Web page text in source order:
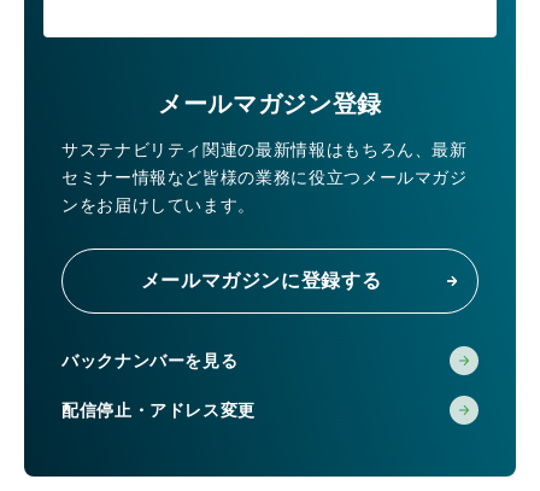
メールマガジン登録
サステナビリティ関連の最新情報はもちろん、最新
セミナー情報など皆様の業務に役立つメールマガジ
ンをお届けしています。
メールマガジンに登録する
バックナンバーを見る
配信停止・アドレス変更